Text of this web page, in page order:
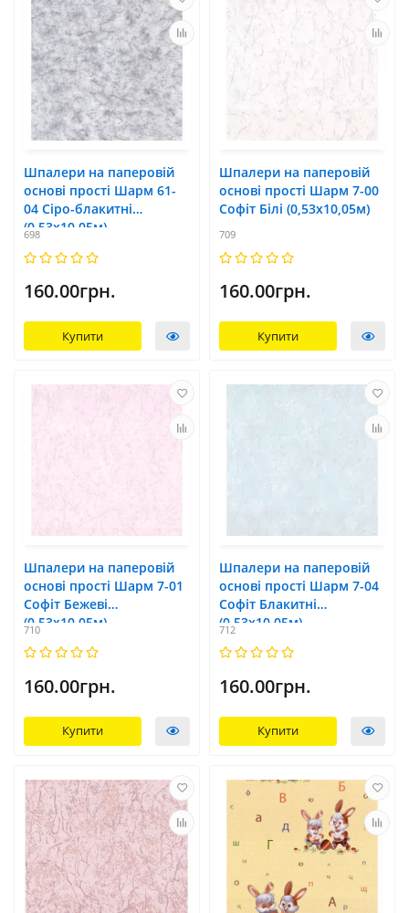
Шпалери на паперовій
основі прості Шарм 61-
04 Сіро-блакитні
(0,53х10,05м)
698
160.00грн.
Купити
Шпалери на паперовій
основі прості Шарм 7-00
Софіт Білі (0,53х10,05м)
709
160.00грн.
Купити
Шпалери на паперовій
основі прості Шарм 7-01
Софіт Бежеві
(0,53х10,05м)
710
160.00грн.
Купити
Шпалери на паперовій
основі прості Шарм 7-04
Софіт Блакитні
(0,53х10,05м)
712
160.00грн.
Купити